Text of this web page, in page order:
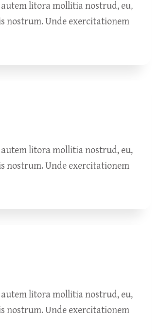
litora mollitia nostrud, eu,
nostrum. Unde exercitationem
litora mollitia nostrud, eu,
nostrum. Unde exercitationem
litora mollitia nostrud, eu,
nostrum. Unde exercitationem